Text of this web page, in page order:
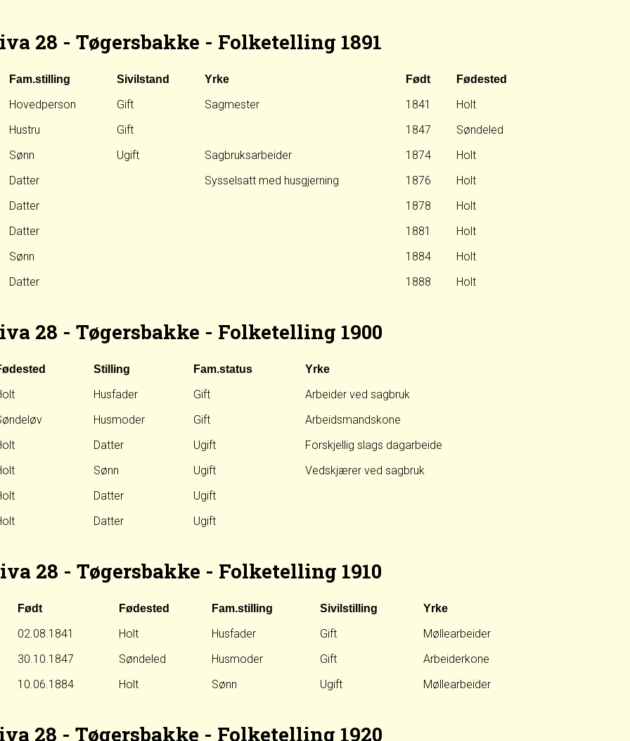
28 - Tøgersbakke - Folketelling 1891
Fam.stilling Sivilstand Yrke Født Fødested
Hovedperson Gift Sagmester 1841
Holt
Hustru Gift 1847
Søndeled
Sønn Ugift Sagbruksarbeider 1874
Holt
Datter Sysselsatt med husgjerning 1876
Holt
Datter 1878
Holt
Datter 1881
Holt
Sønn 1884
Holt
Datter 1888 Holt
28 - Tøgersbakke - Folketelling 1900
Stilling Fam.status Yrke
Husfader Gift
Arbeider ved sagbruk
Husmoder Gift
Arbeidsmandskone
Datter Ugift
Forskjellig slags dagarbeide
Sønn Ugift
Vedskjærer ved sagbruk
Datter
Ugift
Datter Ugift
28 - Tøgersbakke - Folketelling 1910
Født Fødested Fam.stilling Sivilstilling Yrke
02.08.1841 Holt Husfader Gift
Møllearbeider
30.10.1847 Søndeled Husmoder Gift
Arbeiderkone
10.06.1884 Holt Sønn Ugift Møllearbeider
28 - Tøgersbakke - Folketelling 1920